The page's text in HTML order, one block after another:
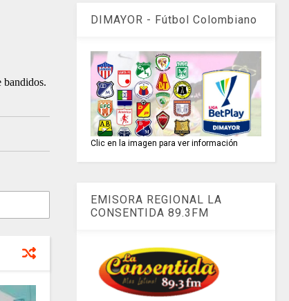
bandidos.
DIMAYOR - Fútbol Colombiano
Clic en la imagen para ver información
EMISORA REGIONAL LA
CONSENTIDA 89.3FM